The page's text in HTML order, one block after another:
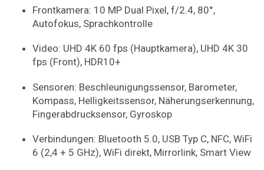
Frontkamera: 10 MP Dual Pixel, f/2.4, 80°,
Autofokus, Sprachkontrolle
Video: UHD 4K 60 fps (Hauptkamera), UHD 4K 30
fps (Front), HDR10+
Sensoren: Beschleunigungssensor, Barometer,
Kompass, Helligkeitssensor, Näherungserkennung,
Fingerabdrucksensor, Gyroskop
Verbindungen: Bluetooth 5.0, USB Typ C, NFC, WiFi
6 (2,4 + 5 GHz), WiFi direkt, Mirrorlink, Smart View